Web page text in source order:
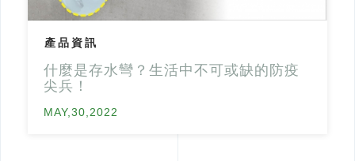
產品資訊
什麼是存水彎？生活中不可或缺的防疫
尖兵！
MAY,30,2022